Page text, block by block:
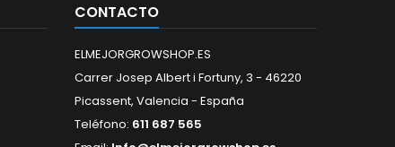
CONTACTO
ELMEJORGROWSHOP.ES
Carrer Josep Albert i Fortuny, 3 - 46220
Picassent, Valencia - España
Teléfono: 611 687 565